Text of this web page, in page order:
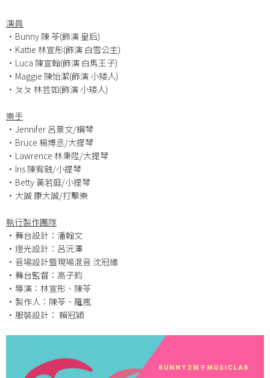
演員
•Bunny 陳 苓(飾演 皇后)
•Kattie 林宣彤(飾演 白雪公主)
•Luca 陳宣翰(飾演 白馬王子)
•Maggie 陳怡潔(飾演 小矮人)
•ㄆㄆ 林芸如(飾演 小矮人)
樂手
•Jennifer 呂景文/鋼琴
•Bruce 楊博丞/大提琴
•Lawrence 林秉陞/大提琴
•Iris 陳宥融/小提琴
•Betty 黃若庭/小提琴
•大誠 康大誠/打擊樂
執行製作團隊
•舞台設計：潘翰文
•燈光設計：呂沅澤
•音場設計暨現場混音 沈冠維
•舞台監督：高子鈞
•導演：林宣彤、陳苓
•製作人：陳苓、羅嵐
•服裝設計： 賴冠穎